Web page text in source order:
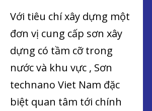
Với tiêu chí xây dựng một
đơn vị cung cấp sơn xây
dựng có tầm cỡ trong
nước và khu vực , Sơn
technano Viet Nam đặc
biệt quan tâm tới chính